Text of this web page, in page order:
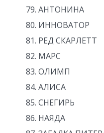
АНТОНИНА
ИННОВАТОР
РЕД СКАРЛЕТТ
МАРС
ОЛИМП
АЛИСА
СНЕГИРЬ
НАЯДА